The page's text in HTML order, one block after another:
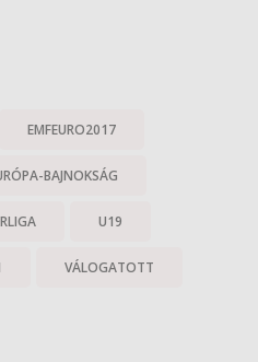
EMFEURO2017
BAJNOKSÁG
U19
VÁLOGATOTT